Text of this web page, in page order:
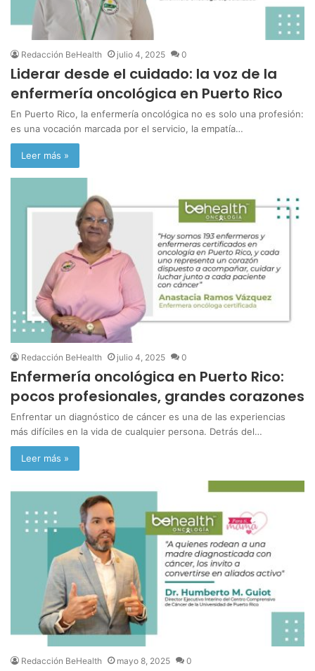
Redacción BeHealth julio 4, 2025 0
Liderar desde el cuidado: la voz de la
enfermería oncológica en Puerto Rico
En Puerto Rico, la enfermería oncológica no es solo una profesión:
es una vocación marcada por el servicio, la empatía…
Leer más »
Redacción BeHealth julio 4, 2025 0
Enfermería oncológica en Puerto Rico:
pocos profesionales, grandes corazones
Enfrentar un diagnóstico de cáncer es una de las experiencias
más difíciles en la vida de cualquier persona. Detrás del…
Leer más »
Redacción BeHealth mayo 8, 2025 0